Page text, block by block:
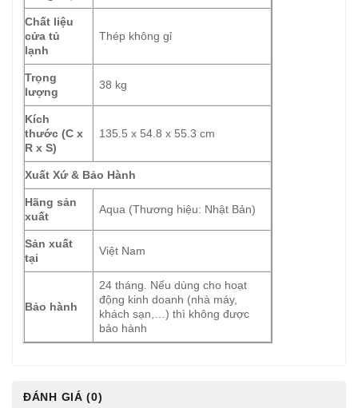
Chất liệu
cửa tủ
lạnh
Thép không gỉ
Trọng
lượng
38 kg
Kích
thước (C x
R x S)
135.5 x 54.8 x 55.3 cm
Xuất Xứ & Bảo Hành
Hãng sản
xuất
Aqua (Thương hiệu: Nhật Bản)
Sản xuất
tại
Việt Nam
Bảo hành
24 tháng. Nếu dùng cho hoạt
động kinh doanh (nhà máy,
khách sạn,…) thì không được
bảo hành
ĐÁNH GIÁ (0)